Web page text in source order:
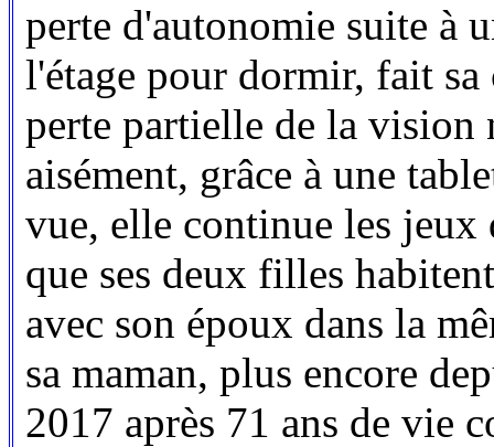
perte d'autonomie suite à
l'étage pour dormir, fait
perte partielle de la vision
aisément, grâce à une
vue, elle continue les jeux
que ses deux filles
avec son époux dans la
sa maman, plus encore
2017 après 71 ans de vie